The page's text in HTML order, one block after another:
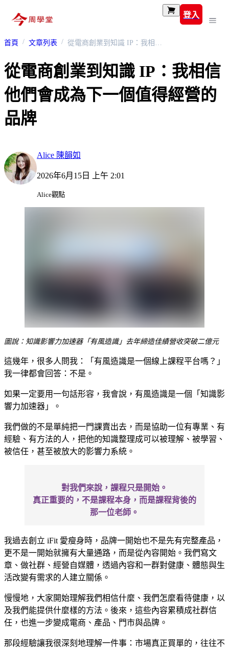
登入
首頁 文章列表 從電商創業到知識 IP：我相信他們會成為下一個值得經營的品牌
從電商創業到知識 IP：我相信
他們會成為下一個值得經營的
品牌
Alice 陳韻如
2026年6月15日 上午 2:01
Alice觀點
圖說：知識影響力加速器「有風造識」去年締造佳績營收突破二億元
這幾年，很多人問我：「有風造識是一個線上課程平台嗎？」
我一律都會回答：不是。
如果一定要用一句話形容，我會說，有風造識是一個「知識影
響力加速器」。
我們做的不是單純把一門課賣出去，而是協助一位有專業、有
經驗、有方法的人，把他的知識整理成可以被理解、被學習、
被信任，甚至被放大的影響力系統。
對我們來說，課程只是開始。
真正重要的，不是課程本身，而是課程背後的
那一位老師。
我過去創立 iFit 愛瘦身時，品牌一開始也不是先有完整產品，
更不是一開始就擁有大量通路，而是從內容開始。我們寫文
章、做社群、經營自媒體，透過內容和一群對健康、體態與生
活改變有需求的人建立關係。
慢慢地，大家開始理解我們相信什麼、我們怎麼看待健康，以
及我們能提供什麼樣的方法。後來，這些內容累積成社群信
任，也進一步變成電商、產品、門市與品牌。
那段經驗讓我很深刻地理解一件事：市場真正買單的，往往不